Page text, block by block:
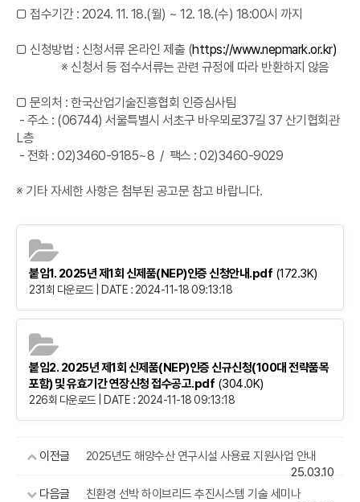
□ 접수기간 : 2024. 11. 18.(월) ~ 12. 18.(수) 18:00시 까지
□ 신청방법 : 신청서류 온라인 제출 (https://www.nepmark.or.kr)
※ 신청서 등 접수서류는 관련 규정에 따라 반환하지 않음
□ 문의처 : 한국산업기술진흥협회 인증심사팀
- 주소 : (06744) 서울특별시 서초구 바우뫼로37길 37 산기협회관
L층
- 전화 : 02)3460-9185~8 / 팩스 : 02)3460-9029
※ 기타 자세한 사항은 첨부된 공고문 참고 바랍니다.
붙임1. 2025년 제1회 신제품(NEP)인증 신청안내.pdf (172.3K)
231회 다운로드 | DATE : 2024-11-18 09:13:18
붙임2. 2025년 제1회 신제품(NEP)인증 신규신청(100대 전략품목
포함) 및 유효기간 연장신청 접수공고.pdf (304.0K)
226회 다운로드 | DATE : 2024-11-18 09:13:18
이전글
2025년도 해양수산 연구시설 사용료 지원사업 안내
25.03.10
다음글
친환경 선박 하이브리드 추진시스템 기술 세미나